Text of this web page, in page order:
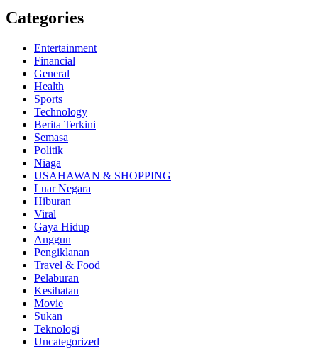
Categories
Entertainment
Financial
General
Health
Sports
Technology
Berita Terkini
Semasa
Politik
Niaga
USAHAWAN & SHOPPING
Luar Negara
Hiburan
Viral
Gaya Hidup
Anggun
Pengiklanan
Travel & Food
Pelaburan
Kesihatan
Movie
Sukan
Teknologi
Uncategorized